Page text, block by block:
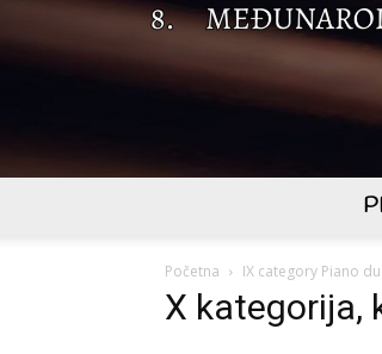
Početna IX category Piano
X kategorija,